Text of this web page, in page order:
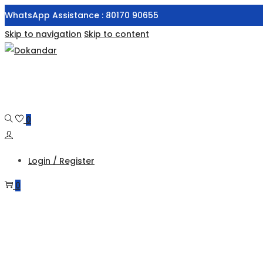
WhatsApp Assistance : 80170 90655
Skip to navigation Skip to content
0
Login / Register
0